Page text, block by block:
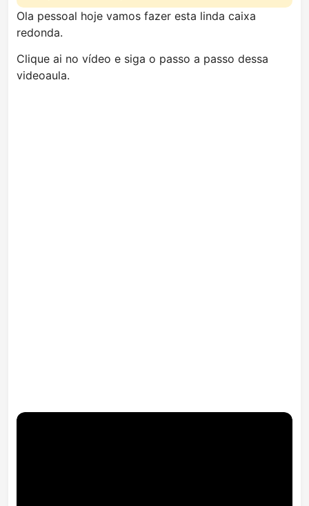
Ola pessoal hoje vamos fazer esta linda caixa
redonda.
Clique ai no vídeo e siga o passo a passo dessa
videoaula.